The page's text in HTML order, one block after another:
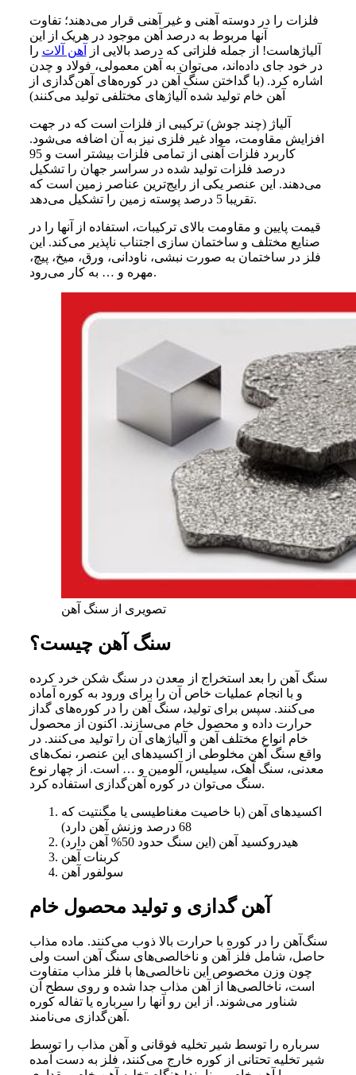
فلزات را در دوسته آهنی و غیر آهنی قرار می‌دهند؛ تفاوت
آنها مربوط به درصد آهن موجود در هریک از این
آلیاژهاست! از جمله فلزاتی که درصد بالایی از
آهن آلات را
در خود جای داده‌اند، می‌توان به آهن معمولی، فولاد و چدن
اشاره کرد. (با گداختن سنگ آهن در کوره‌های آهن‌گدازی از
آهن خام تولید شده آلیاژهای مختلفی تولید می‌کنند)
آلیاژ (چند جوش) ترکیبی از فلزات است که در جهت
افزایش مقاومت، مواد غیر فلزی نیز به آن اضافه می‌شود.
کاربرد فلزات آهنی از تمامی فلزات بیشتر است و 95
درصد فلزات تولید شده در سراسر جهان را تشکیل
می‌دهند. این عنصر یکی از رایج‌ترین عناصر زمین است که
تقریبا 5 درصد پوسته زمین را تشکیل می‌دهد.
قیمت پایین و مقاومت بالای ترکیبات، استفاده از آنها را در
صنایع مختلف و ساختمان سازی اجتناب ناپذیر می‌کند. این
فلز در ساختمان به صورت نبشی، ناودانی، ورق، میخ، پیچ،
مهره و … به کار می‌رود.
تصویری از سنگ آهن
سنگ آهن چیست؟
سنگ آهن را بعد استخراج از معدن در سنگ شکن خرد کرده
و با انجام عملیات خاص آن را برای ورود به کوره آماده
می‌کنند. سپس برای تولید، سنگ آهن را در کوره‌های گداز
حرارت داده و محصول خام می‌سازند. اکنون از محصول
خام انواع مختلف آهن و آلیاژهای آن را تولید می‌کنند. در
واقع سنگ آهن مخلوطی از اکسیدهای این عنصر، نمک‌های
معدنی، سنگ آهک، سیلیس، آلومین و … است. از چهار نوع
سنگ می‌توان در کوره آهن‌گدازی استفاده کرد.
اکسیدهای آهن (با خاصیت مغناطیسی یا مگنتیت که
68 درصد وزنش آهن دارد)
هیدروکسید آهن (این سنگ حدود 50% آهن دارد)
کربنات آهن
سولفور آهن
آهن گدازی و تولید محصول خام
سنگ‌آهن را در کوره با حرارت بالا ذوب می‌کنند. ماده مذاب
حاصل، شامل فلز آهن و ناخالصی‌های سنگ آهن است ولی
چون وزن مخصوص این ناخالصی‌ها با فلز مذاب متفاوت
است، ناخالصی‌ها از آهن مذاب جدا شده و روی سطح آن
شناور می‌شوند. از این رو آنها را سرباره یا تفاله کوره
آهن‌گدازی می‌نامند.
سرباره را توسط شیر تخلیه فوقانی و آهن مذاب را توسط
شیر تخلیه تحتانی از کوره خارج می‌کنند، فلز به دست آمده